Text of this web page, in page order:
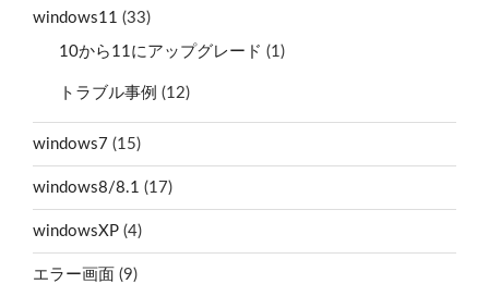
windows11 (33)
10から11にアップグレード (1)
トラブル事例 (12)
windows7 (15)
windows8/8.1 (17)
windowsXP (4)
エラー画面 (9)